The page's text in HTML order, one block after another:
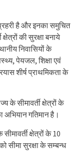
है और इनका समुचित
की सुरक्षा बनाये
निवासियों के
पेयजल, शिक्षा एवं
शीर्ष प्राथमिकता के
के सीमावर्ती क्षेत्रों के
गतिमान है।
क्षेत्रों के 10
सीमा सुरक्षा के सम्बन्ध